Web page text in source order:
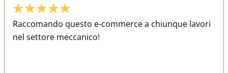
★★★★★
Raccomando questo e-commerce a chiunque lavori
nel settore meccanico!